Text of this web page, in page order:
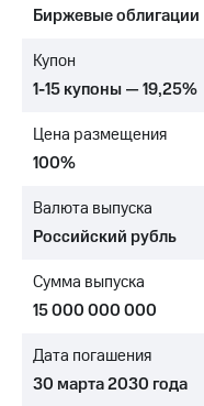
Достижения
Интервью
отчетность
Контакты
Новости
в
и акционерам
Корпоративное
Биржевые облигации
Купон
1-15 купоны — 19,25%
Цена размещения
100%
Валюта выпуска
Российский рубль
Сумма выпуска
15 000 000 000
Дата погашения
30 марта 2030 года